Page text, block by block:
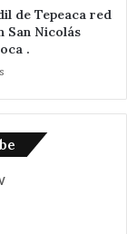
de Tepeaca red
San Nicolás
.